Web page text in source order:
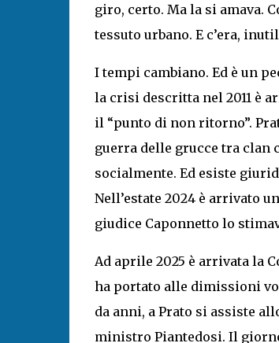
giro, certo. Ma la si amava.
tessuto urbano. E c’era,
I tempi cambiano. Ed è un
la crisi descritta nel 2011 è
il “punto di non ritorno”.
guerra delle grucce tra clan
socialmente. Ed esiste
Nell’estate 2024 è arrivato
giudice Caponnetto lo
Ad aprile 2025 è arrivata la
ha portato alle dimissioni
da anni, a Prato si assiste
ministro Piantedosi. Il